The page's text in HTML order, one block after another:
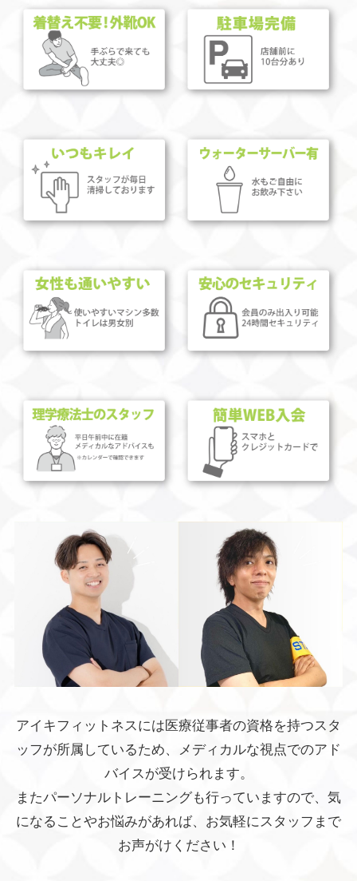
アイキフィットネスには医療従事者の資格を持つスタ
ッフが所属しているため、
メディカルな視点でのアド
バイスが受けられます。
またパーソナルトレーニングも行っていますので、気
になることやお悩みがあれば、 お気軽にスタッフまで
お声がけください！